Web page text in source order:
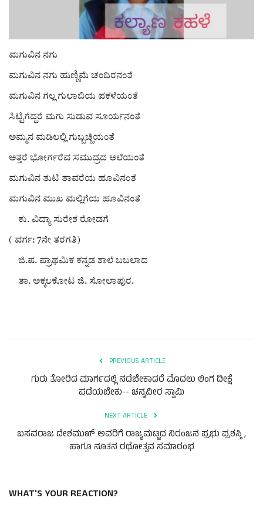
ಸುದ್ದಿ
e-paper (ಇ–ಪೇಪರ್‌)
ಪುಸ್ತಕ ಪರಿಚಯ
ಅಂಕಣ
ಸಾಧಕರ ಪರಿಚಯ
ಪತ್ರಕರ್ತರ ಪರಿಚಯ
ಸಂಪಾದಕೀಯ
ಕವನ
ಮಗುವಿನ ನಗು
ಮಗುವಿನ ನಗು ಹುಣ್ಣಿಮೆ ಚಂದಿರನಂತೆ
ಮಗುವಿನ ಗಲ್ಲ ಗುಲಾಬಿಯ ಪಕಳೆಯಂತೆ
ಸಿಟ್ಟಿಗೆದ್ದರೆ ಮಗು ಸುಡುವ ಸೂರ್ಯನಂತೆ
ಅಮ್ಮನ ಮಡಿಲಲ್ಲಿ ಗುಬ್ಬಚ್ಚಿಯಂತೆ
ಅತ್ತರೆ ಭೋರ್ಗರೆವ ಸಮುದ್ರದ ಅಲೆಯಂತೆ
ಮಗುವಿನ ತುಟಿ ತಾವರೆಯ ಹೂವಿನಂತೆ
ಮಗುವಿನ ಮುಖ ಮಲ್ಲಿಗೆಯ ಹೂವಿನಂತೆ
ಕು. ವಿದ್ಯಾ ಸುರೇಶ ರೋಡಗೆ
( ವರ್ಗ: 7ನೇ ತರಗತಿ)
ಜಿ.ಪ. ಪ್ರಾಥಮಿಕ ಕನ್ನಡ ಶಾಲೆ ಬಬಲಾದ
ತಾ. ಅಕ್ಕಲಕೋಟ ಜಿ. ಸೋಲಾಪುರ.
PREVIOUS ARTICLE
ಗುರು ತೋರಿದ ಮಾರ್ಗದಲ್ಲಿ ನಡೆಬೇಕಾದರೆ ಮೊದಲು ಲಿಂಗ ದೀಕ್ಷೆ
ಪಡೆಯಬೇಕು-- ಚನ್ನವೀರ ಸ್ವಾಮಿ
NEXT ARTICLE
ಬಸವರಾಜ ದೇಶಮುಖ್ ಅವರಿಗೆ ರಾಜ್ಯಮಟ್ಟದ ನಿರಂಜನ ಪ್ರಭು ಪ್ರಶಸ್ತಿ ,
ಹಾಗೂ ನೂತನ ರಥೋತ್ಸವ ಸಮಾರಂಭ
WHAT'S YOUR REACTION?